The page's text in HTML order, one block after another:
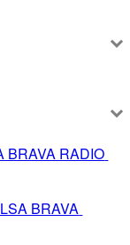
BRAVA RADIO
BRAVA